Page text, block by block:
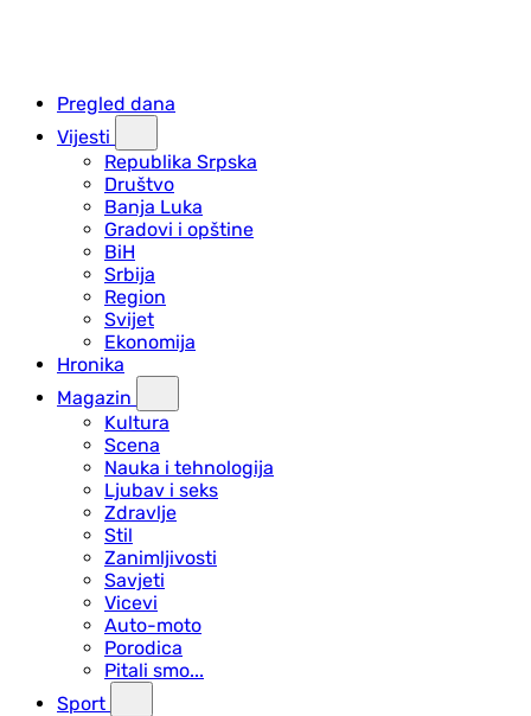
Pregled dana
Vijesti
Republika Srpska
Društvo
Banja Luka
Gradovi i opštine
BiH
Srbija
Region
Svijet
Ekonomija
Hronika
Magazin
Kultura
Scena
Nauka i tehnologija
Ljubav i seks
Zdravlje
Stil
Zanimljivosti
Savjeti
Vicevi
Auto-moto
Porodica
Pitali smo...
Sport